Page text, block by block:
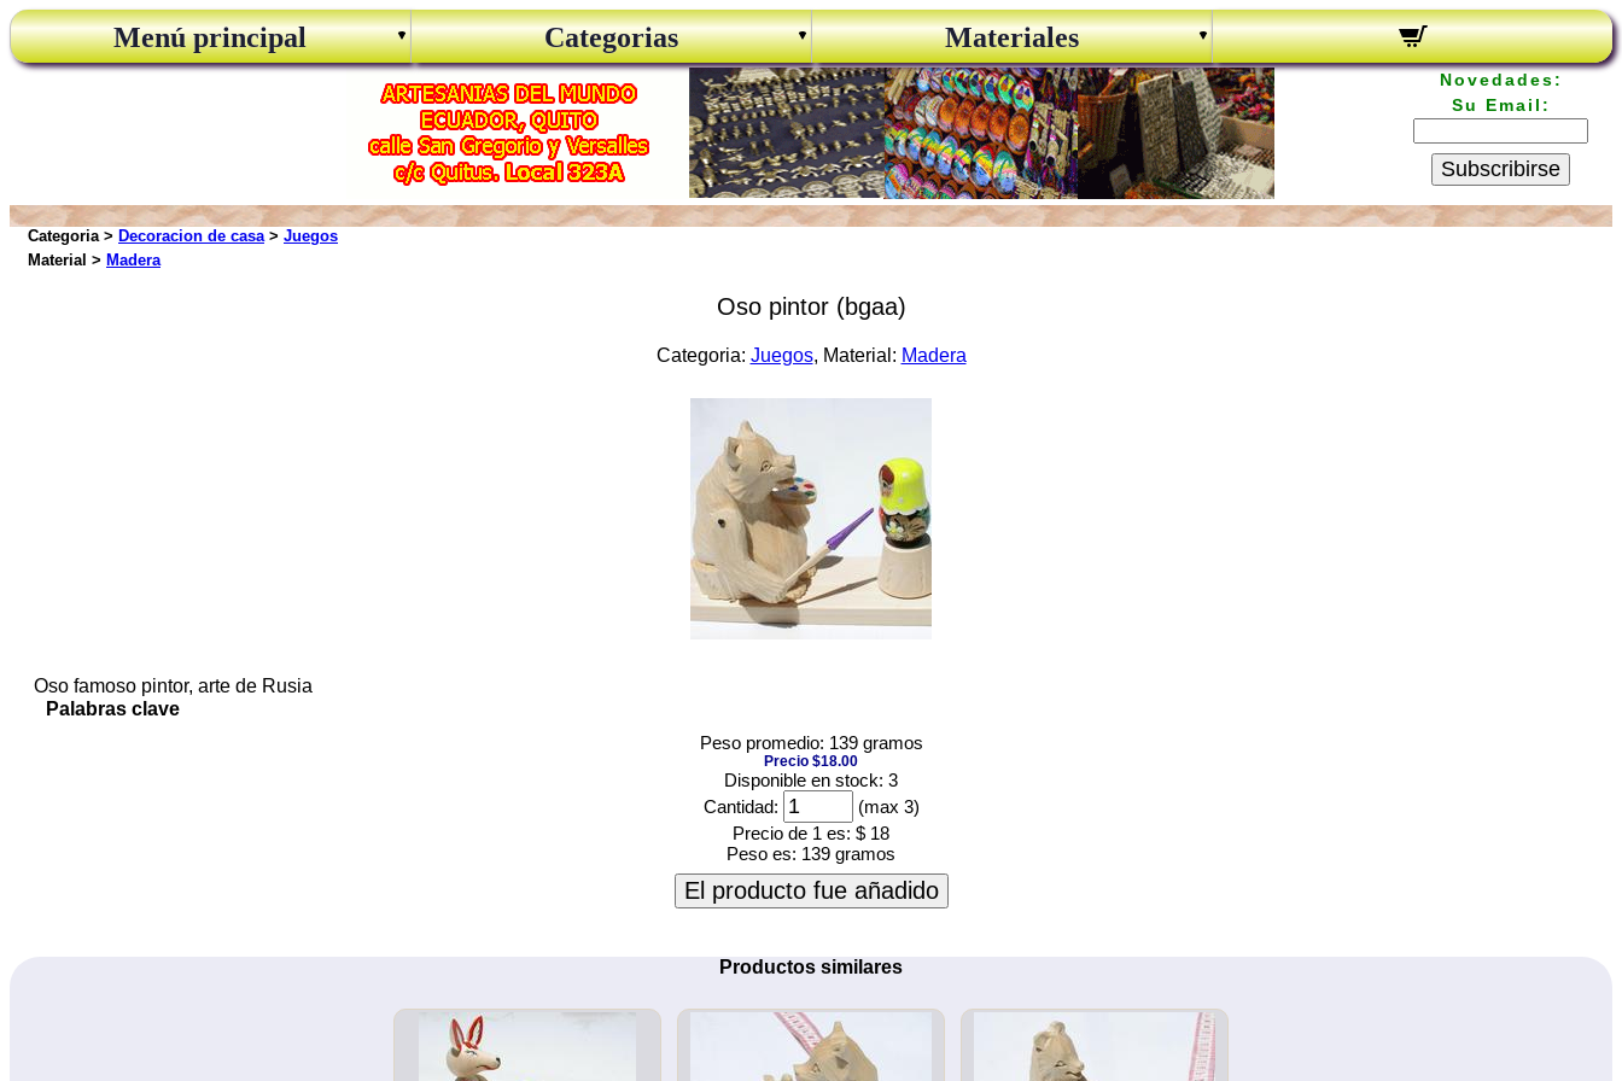
Menú principal Categorias Materiales
Novedades:
Su Email:
Subscribirse
Categoria > Decoracion de casa> Juegos
Material > Madera
Oso pintor (bgaa)
Categoria: Juegos, Material: Madera
Oso famoso pintor, arte de Rusia
Palabras clave
Peso promedio: 139 gramos
Precio $18.00
Disponible en stock: 3
Cantidad:
(max 3)
Precio de 1 es: $ 18
Peso es: 139 gramos
El producto fue añadido
Productos similares